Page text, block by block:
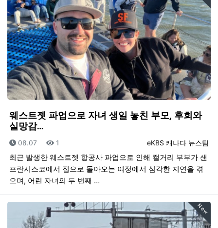
웨스트젯 파업으로 자녀 생일 놓친 부모, 후회와
실망감…
등록자
eKBS 캐나다 뉴스팀
등록일
08.07 조회
1
최근 발생한 웨스트젯 항공사 파업으로 인해 캘거리 부부가 샌
프란시스코에서 집으로 돌아오는 여정에서 심각한 지연을 겪
으며, 어린 자녀의 두 번째 …
New